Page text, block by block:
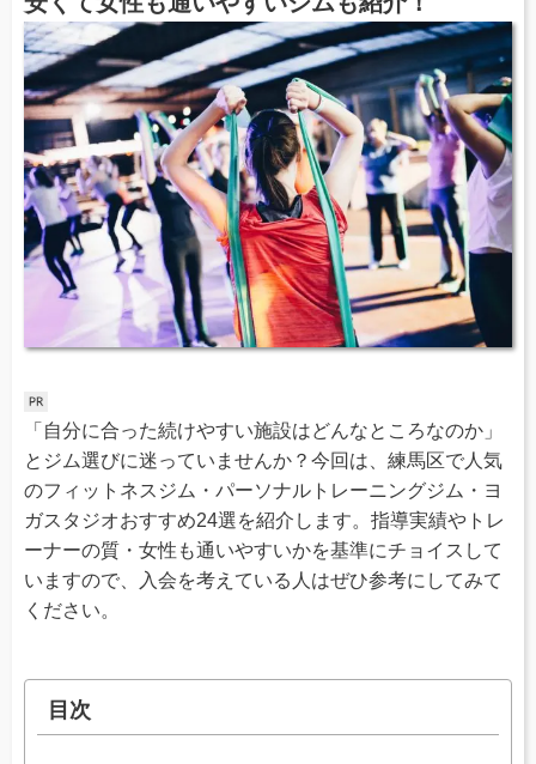
「自分に合った続けやすい施設はどんなところなのか」
とジム選びに迷っていませんか？今回は、練馬区で人気
のフィットネスジム・パーソナルトレーニングジム・ヨ
ガスタジオおすすめ24選を紹介します。指導実績やトレ
ーナーの質・女性も通いやすいかを基準にチョイスして
いますので、入会を考えている人はぜひ参考にしてみて
ください。
目次